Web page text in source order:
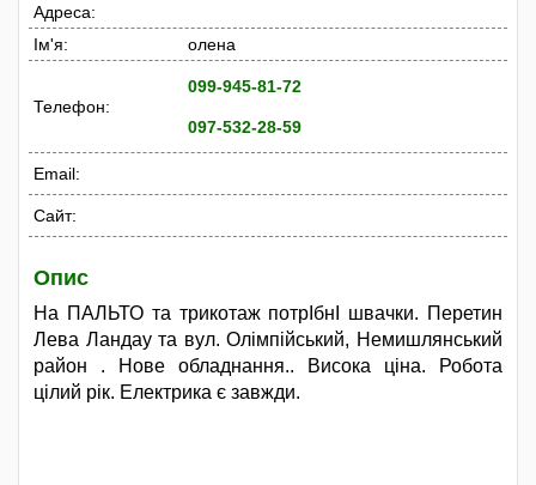
Адреса:
Ім'я:
олена
Телефон:
099-945-81-72
097-532-28-59
Email:
Сайт:
Опис
На ПАЛЬТО та трикотаж потрІбнІ швачки. Перетин
Лева Ландау та вул. Олімпійський, Немишлянський
район . Нове обладнання.. Висока ціна. Робота
цілий рік. Електрика є завжди.